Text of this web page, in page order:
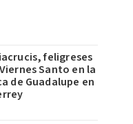
feligreses
Santo en la
de Guadalupe en